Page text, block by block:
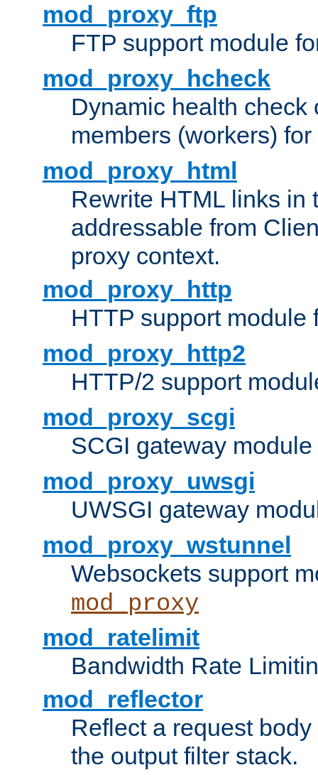
mod_proxy_ftp
FTP support module
mod_proxy_hcheck
Dynamic health check
members (workers) for
mod_proxy_html
Rewrite HTML links in
addressable from
proxy context.
mod_proxy_http
HTTP support module
mod_proxy_http2
HTTP/2 support
mod_proxy_scgi
SCGI gateway
mod_proxy_uwsgi
UWSGI gateway
mod_proxy_wstunnel
Websockets support
mod_proxy
mod_ratelimit
Bandwidth Rate
mod_reflector
Reflect a request
the output filter stack.